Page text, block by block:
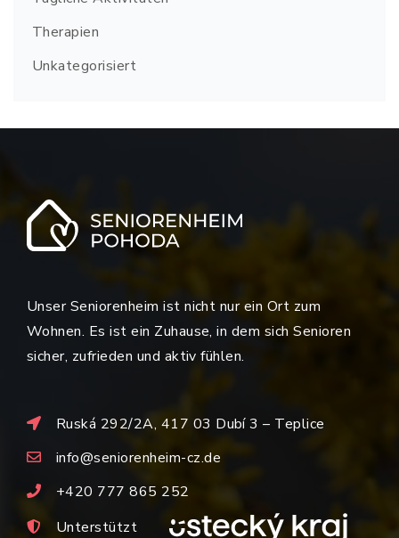
Therapien
Unkategorisiert
Unser Seniorenheim ist nicht nur ein Ort zum
Wohnen. Es ist ein Zuhause, in dem sich Senioren
sicher, zufrieden und aktiv fühlen.
Ruská 292/2A, 417 03 Dubí 3 – Teplice
info@seniorenheim-cz.de
+420 777 865 252
Unterstützt